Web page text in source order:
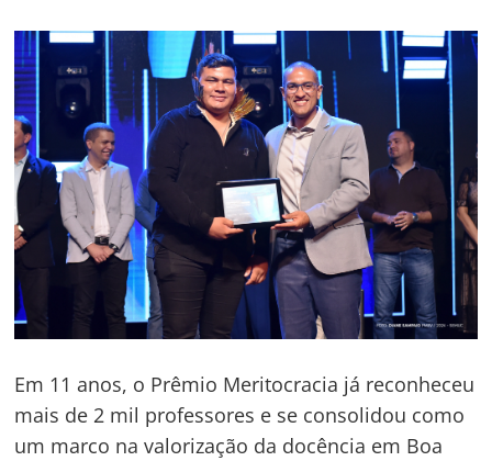
Em 11 anos, o Prêmio Meritocracia já reconheceu
mais de 2 mil professores e se consolidou como
um marco na valorização da docência em Boa